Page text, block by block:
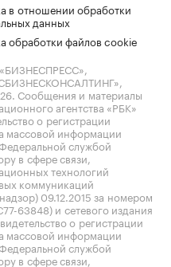
в отношении обработки
данных
обработки файлов cookie
. Сообщения и материалы
агентства «РБК»
о регистрации
массовой информации
службой
в сфере связи,
технологий
коммуникаций
09.12.2015 за номером
63848) и сетевого издания
о регистрации
массовой информации
службой
в сфере связи,